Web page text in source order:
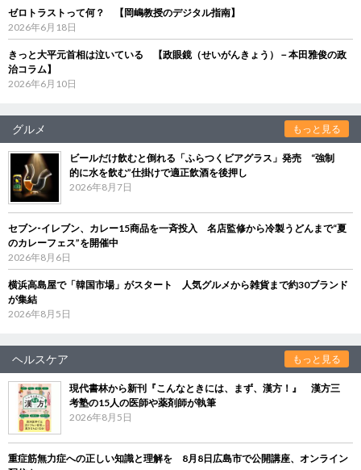
ゼロトラストって何？ 【岡嶋教授のデジタル指南】
2026年6月18日
きっと大平元首相は泣いている 【政眼鏡（せいがんきょう）－本田雅俊の政
治コラム】
2026年6月10日
グルメ もっと見る
ビールだけ飲むと倒れる「ふらつくビアグラス」発売 “強制
的に水を飲む”仕掛けで適正飲酒を後押し
2026年8月7日
セブン‐イレブン、カレー15商品を一斉投入 名店監修から冷製うどんまで“夏
のカレーフェス”を開催中
2026年8月6日
横浜高島屋で「韓国市場」がスタート 人気グルメから雑貨まで約30ブランド
が集結
2026年8月5日
ヘルスケア もっと見る
現代書林から新刊『こんなときには、まず、漢方！』 漢方三
考塾の15人の医師や薬剤師が執筆
2026年8月5日
重症筋無力症への正しい知識と理解を 8月8日広島市で公開講座、オンライン